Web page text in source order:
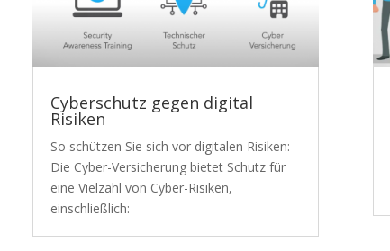
Cyberschutz gegen digital
Risiken
So schützen Sie sich vor digitalen Risiken:
Die Cyber-Versicherung bietet Schutz für
eine Vielzahl von Cyber-Risiken,
einschließlich: